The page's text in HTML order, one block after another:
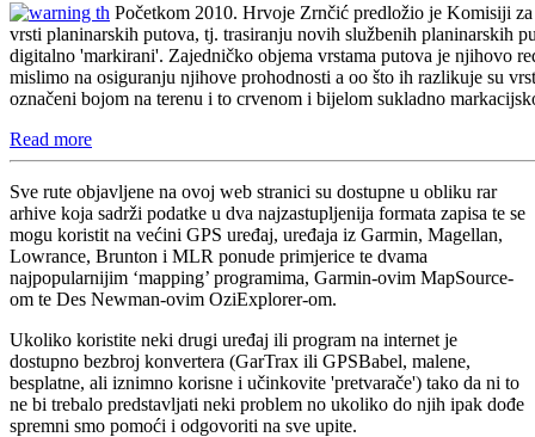
Početkom 2010. Hrvoje Zrnčić predložio je Komisiji
vrsti planinarskih putova, tj. trasiranju novih službenih planinarskih
digitalno 'markirani'. Zajedničko objema vrstama putova je njihovo
mislimo na osiguranju njihove prohodnosti a oo što ih razlikuje su
označeni bojom na terenu i to crvenom i bijelom sukladno
Read more
Sve rute objavljene na ovoj web stranici su dostupne u obliku rar
arhive koja sadrži podatke u dva najzastupljenija formata zapisa te se
mogu koristit na većini GPS uređaj, uređaja iz Garmin, Magellan,
Lowrance, Brunton i MLR ponude primjerice te dvama
najpopularnijim ‘mapping’ programima, Garmin-ovim MapSource-
om te Des Newman-ovim OziExplorer-om.
Ukoliko koristite neki drugi uređaj ili program na internet je
dostupno bezbroj konvertera (GarTrax ili GPSBabel, malene,
besplatne, ali iznimno korisne i učinkovite 'pretvarače') tako da ni to
ne bi trebalo predstavljati neki problem no ukoliko do njih ipak dođe
spremni smo pomoći i odgovoriti na sve upite.